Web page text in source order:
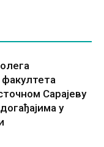
Сарајеву
у